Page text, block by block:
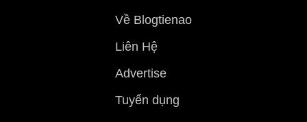
Về Blogtienao
Liên Hệ
Advertise
Tuyển dụng